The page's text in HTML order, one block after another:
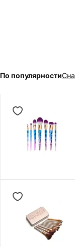
По популярности